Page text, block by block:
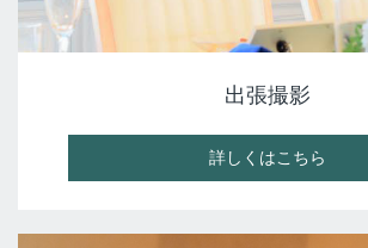
出張撮影
詳しくはこちら